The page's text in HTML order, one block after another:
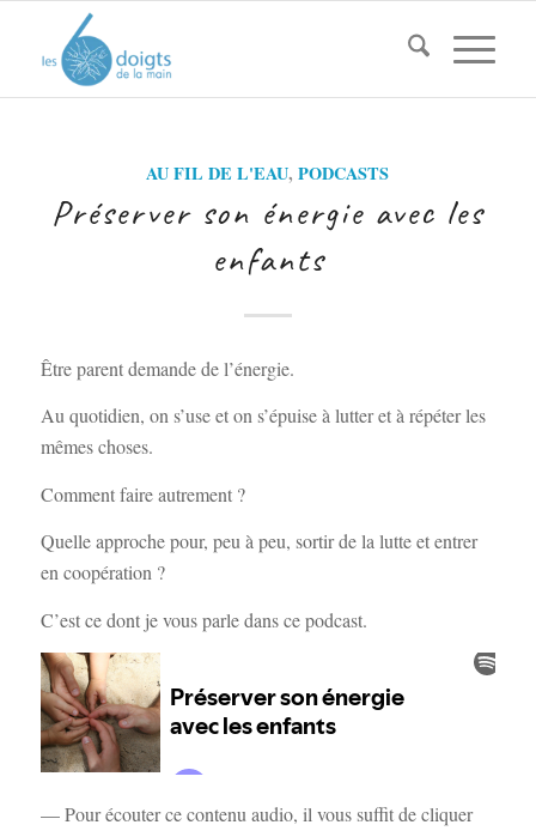
AU FIL DE L'EAU,PODCASTS
Préserver son énergie avec les
enfants
Être parent demande de l’énergie.
Au quotidien, on s’use et on s’épuise à lutter et à répéter les
mêmes choses.
Comment faire autrement ?
Quelle approche pour, peu à peu, sortir de la lutte et entrer
en coopération ?
C’est ce dont je vous parle dans ce podcast.
— Pour écouter ce contenu audio, il vous suffit de cliquer